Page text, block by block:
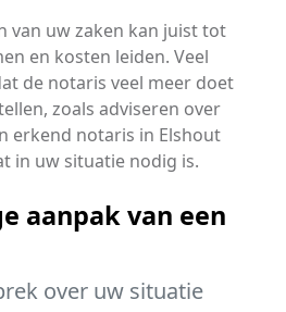
van uw zaken kan juist tot
en kosten leiden. Veel
de notaris veel meer doet
zoals adviseren over
erkend notaris in Elshout
in uw situatie nodig is.
aanpak van een
over uw situatie